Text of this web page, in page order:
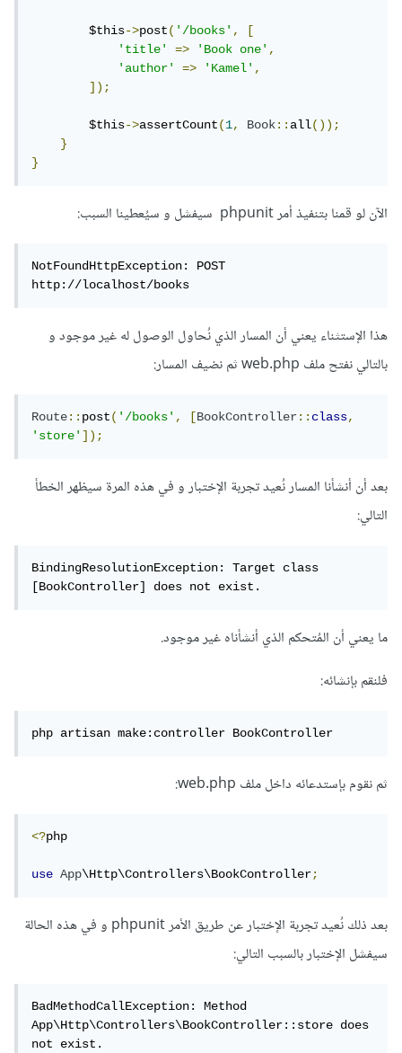
        $this
->post('/books',
[
'title'
=> 'Book one',
'author'
=> 'Kamel',
]);
        $this
->assertCount(1, Book::all());
}
}
الآن لو قمنا بتنفيذ أمر phpunit سيفشل و سيُعطينا السبب:
NotFoundHttpException: POST
http://localhost/books
هذا الإستثناء يعني أن المسار الذي نُحاول الوصول له غير موجود و
بالتالي نفتح ملف web.php ثم نضيف المسار:
Route::post('/books', [BookController::class,
'store']);
بعد أن أنشأنا المسار نُعيد تجربة الإختبار و في هذه المرة سيظهر الخطأ
التالي:
BindingResolutionException: Target class
[BookController] does not exist.
ما يعني أن المُتحكم الذي أنشأناه غير موجود.
فلنقم بإنشائه:
php artisan make:controller BookController
ثم نقوم بإستدعائه داخل ملف web.php:
<?php
use App\Http\Controllers\BookController;
بعد ذلك نُعيد تجربة الإختبار عن طريق الأمر phpunit و في هذه الحالة
سيفشل الإختبار بالسبب التالي:
BadMethodCallException: Method
App\Http\Controllers\BookController::store does
not exist.